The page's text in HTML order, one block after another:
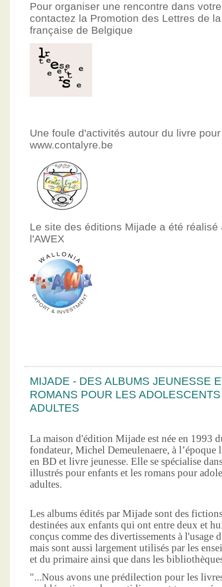
Pour organiser une rencontre dans
contactez la Promotion des Lettres de
française de Belgique
Une foule d'activités autour du livre
www.contalyre.be
Le site des éditions Mijade a été réalisé
l'AWEX
MIJADE - DES ALBUMS JEUNESSE
ROMANS POUR LES
ADULTES
La maison d'édition Mijade est née en 1993
fondateur, Michel Demeulenaere, à l’époque
en BD et livre jeunesse. Elle se spécialise
illustrés pour enfants et les romans pour
adultes.
Les albums édités par Mijade sont des
destinées aux enfants qui ont entre deux et
conçus comme des divertissements à
mais sont aussi largement utilisés par les
et du primaire ainsi que dans les
"...Nous avons une prédilection pour les